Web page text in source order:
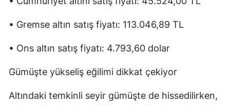
• Gremse altın satış fiyatı: 113.046,89 TL
• Ons altın satış fiyatı: 4.793,60 dolar
Gümüşte yükseliş eğilimi dikkat çekiyor
Altındaki temkinli seyir gümüşte de hissedilirken,